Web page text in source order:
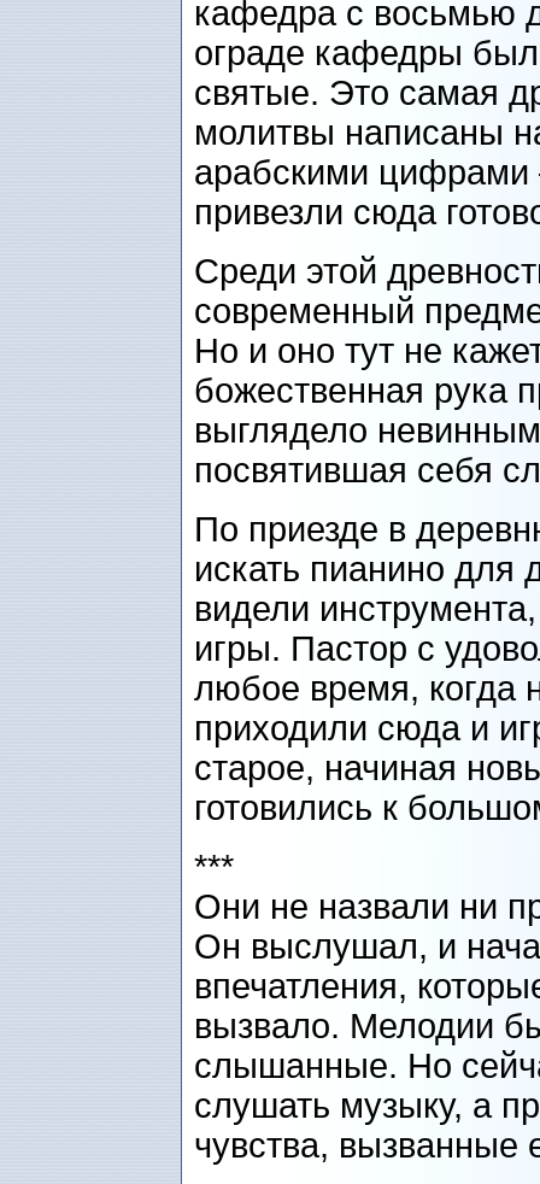
кафедра с восьмью
ограде кафедры
святые. Это самая
молитвы написаны
арабскими
привезли сюда
Среди этой
современный
Но и оно тут не
божественная рука
выглядело
посвятившая себя
По приезде в
искать пианино
видели
игры. Пастор с
любое время, когда
приходили сюда и
старое, начиная
готовились к
***
Они не назвали ни
Он выслушал, и
впечатления,
вызвало. Мелодии
слышанные. Но
слушать музыку, а
чувства,